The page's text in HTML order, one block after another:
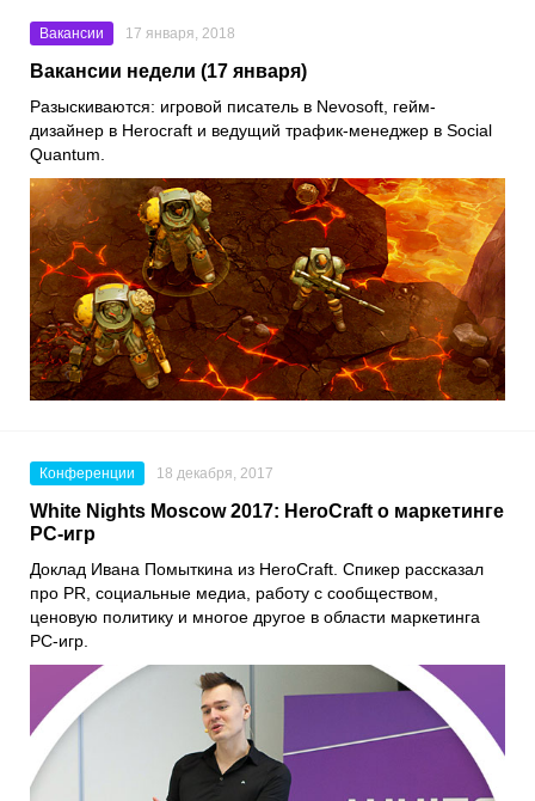
Вакансии 17 января, 2018
Вакансии недели (17 января)
Разыскиваются: игровой писатель в Nevosoft , гейм-
дизайнер в Herocraft и ведущий трафик-менеджер в Social
Quantum
Конференции 18 декабря, 2017
White Nights Moscow 2017: HeroCraft о маркетинге
PC-игр
Доклад Ивана Помыткина из HeroCraft. Спикер рассказал
про PR, социальные медиа, работу с сообществом,
ценовую политику и многое другое в области маркетинга
PC-игр.